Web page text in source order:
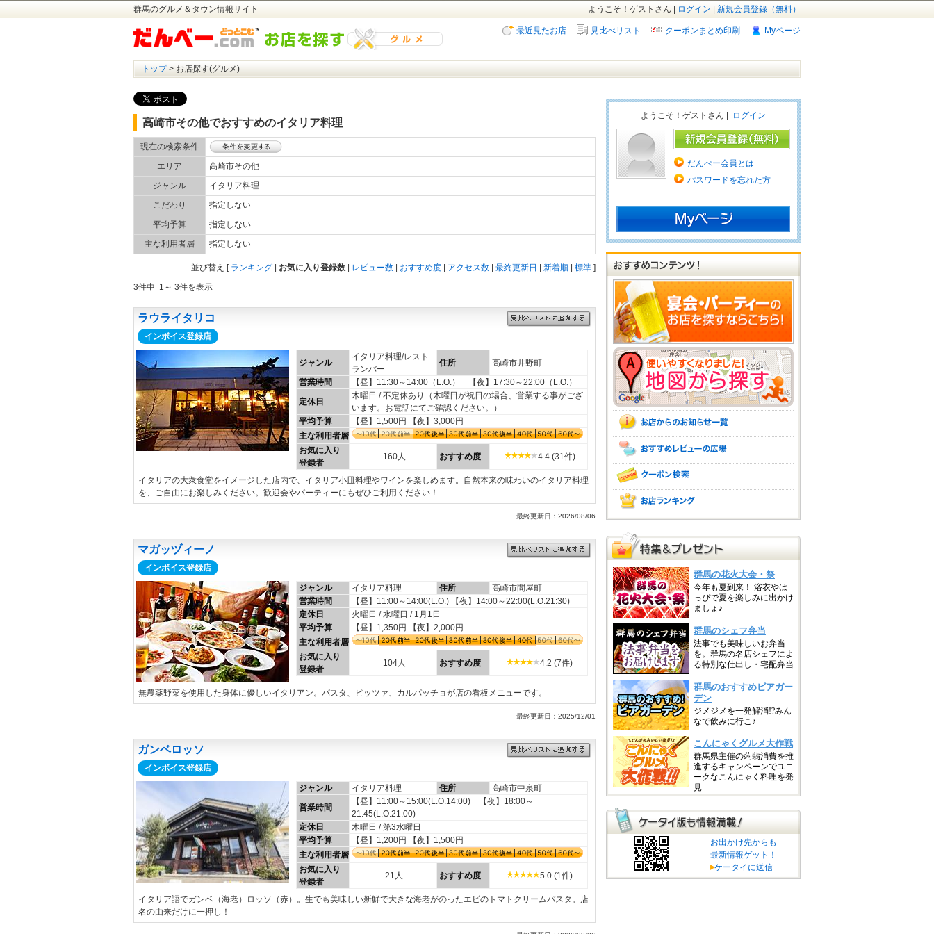
群馬のグルメ＆タウン情報サイト 新規会員登録（無料）
ログイン
ようこそ！ゲストさん |
Myページ
クーポンまとめ印刷
見比べリスト
最近見たお店
トップ> お店探す(グルメ)
高崎市その他でおすすめのイタリア料理
現在の検索条件
エリア
高崎市その他
ジャンル
イタリア料理
こだわり
指定しない
平均予算
指定しない
主な利用者層
指定しない
]
標準
新着順
最終更新日
アクセス数
おすすめ度
レビュー数
お気に入り登録数
ランキング
[
並び替え
3件中 1～ 3件を表示
ラウライタリコ
インボイス登録店
ジャンル
イタリア料理/レスト
ランバー
住所
高崎市井野町
営業時間
【昼】11:30～14:00（L.O.） 【夜】17:30～22:00（L.O.）
定休日
木曜日 / 不定休あり（木曜日が祝日の場合、営業する事がござ
います。お電話にてご確認ください。）
平均予算
【昼】1,500円 【夜】3,000円
主な利用者層
お気に入り
登録者
160人 おすすめ度 4.4 (31件)
イタリアの大衆食堂をイメージした店内で、イタリア小皿料理やワインを楽しめます。自然本来の味わいのイタリア料理
を、ご自由にお楽しみください。歓迎会やパーティーにもぜひご利用ください！
最終更新日：2026/08/06
マガッヅィーノ
インボイス登録店
ジャンル イタリア料理 住所
高崎市問屋町
営業時間
【昼】11:00～14:00(L.O.) 【夜】14:00～22:00(L.O.21:30)
定休日
火曜日 / 水曜日 / 1月1日
平均予算
【昼】1,350円 【夜】2,000円
主な利用者層
お気に入り
登録者
104人 おすすめ度 4.2 (7件)
無農薬野菜を使用した身体に優しいイタリアン。パスタ、ピッツァ、カルパッチョが店の看板メニューです。
最終更新日：2025/12/01
ガンベロッソ
インボイス登録店
ジャンル イタリア料理 住所
高崎市中泉町
営業時間
【昼】11:00～15:00(L.O.14:00) 【夜】18:00～
21:45(L.O.21:00)
定休日
木曜日 / 第3水曜日
平均予算
【昼】1,200円 【夜】1,500円
主な利用者層
お気に入り
登録者
21人 おすすめ度 5.0 (1件)
イタリア語でガンベ（海老）ロッソ（赤）。生でも美味しい新鮮で大きな海老がのったエビのトマトクリームパスタ。店
名の由来だけに一押し！
ようこそ！ゲストさん | ログイン
だんべー会員とは
パスワードを忘れた方
お出かけ先からも
最新情報ゲット！
ケータイに送信